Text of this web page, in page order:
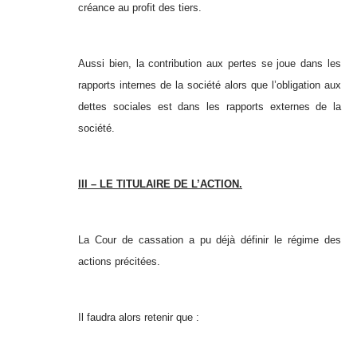
créance au profit des tiers.
Aussi bien, la contribution aux pertes se joue dans les
rapports internes de la société alors que l’obligation aux
dettes sociales est dans les rapports externes de la
société.
III – LE TITULAIRE DE L’ACTION.
La Cour de cassation a pu déjà définir le régime des
actions précitées.
Il faudra alors retenir que :